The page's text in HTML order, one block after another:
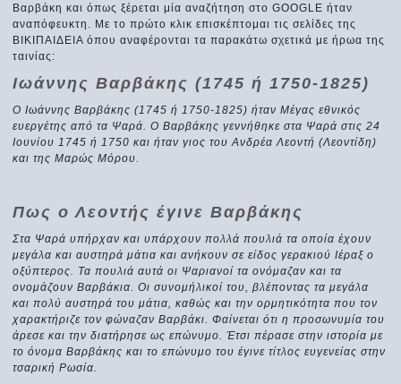
Βαρβάκη και όπως ξέρεται μία αναζήτηση στο GOOGLE ήταν
αναπόφευκτη. Με το πρώτο κλικ επισκέπτομαι τις σελίδες της
ΒΙΚΙΠΑΙΔΕΙΑ όπου αναφέρονται τα παρακάτω σχετικά με ήρωα της
ταινίας:
Ιωάννης Βαρβάκης (1745 ή 1750-1825)
Ο Ιωάννης Βαρβάκης (1745 ή 1750-1825) ήταν Mέγας εθνικός
ευεργέτης από τα Ψαρά. Ο Βαρβάκης γεννήθηκε στα Ψαρά στις 24
Ιουνίου 1745 ή 1750 και ήταν γιος του Ανδρέα Λεοντή (Λεοντίδη)
και της Μαρώς Μόρου.
Πως ο Λεοντής έγινε Βαρβάκης
Στα Ψαρά υπήρχαν και υπάρχουν πολλά πουλιά τα οποία έχουν
μεγάλα και αυστηρά μάτια και ανήκουν σε είδος γερακιού Ιέραξ ο
οξύπτερος. Τα πουλιά αυτά οι Ψαριανοί τα ονόμαζαν και τα
ονομάζουν Βαρβάκια. Οι συνομήλικοί του, βλέποντας τα μεγάλα
και πολύ αυστηρά του μάτια, καθώς και την ορμητικότητα που τον
χαρακτήριζε τον φώναζαν Βαρβάκι. Φαίνεται ότι η προσωνυμία του
άρεσε και την διατήρησε ως επώνυμο. Έτσι πέρασε στην ιστορία με
το όνομα Βαρβάκης και το επώνυμο του έγινε τίτλος ευγενείας στην
τσαρική Ρωσία.